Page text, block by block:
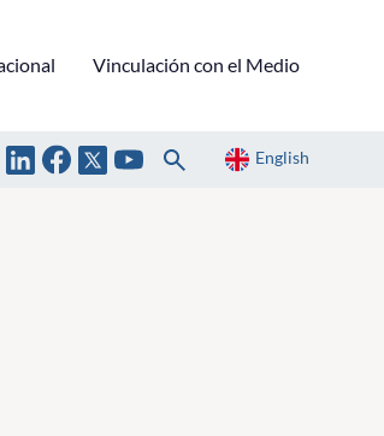
Vinculación con el Medio
English